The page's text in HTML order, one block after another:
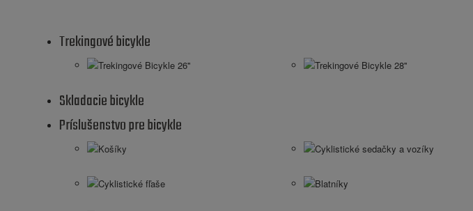
Trekingové bicykle
Trekingové Bicykle 26'' Trekingové Bicykle 28''
Skladacie bicykle
Príslušenstvo pre bicykle
Košíky Cyklistické sedačky a vozíky
Cyklistické fľaše Blatníky